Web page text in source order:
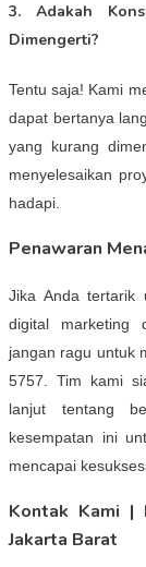
3. Adakah
Dimengerti?
Tentu saja! Kami
dapat bertanya
yang kurang
menyelesaikan
hadapi.
Penawaran
Jika Anda tertarik
digital marketing
jangan ragu untuk
5757. Tim kami
lanjut tentang
kesempatan ini
mencapai
Kontak Kami |
Jakarta Barat